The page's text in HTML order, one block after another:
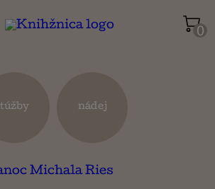
0
túžby nádej